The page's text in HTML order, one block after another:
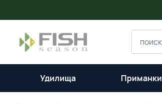
Удилища Приманки